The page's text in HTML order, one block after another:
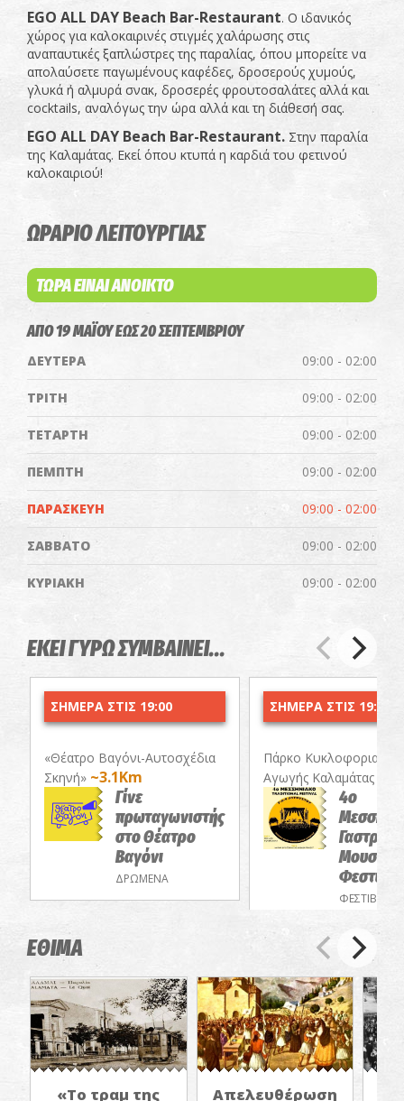
EGO ALL DAY Βeach Bar-Restaurant. Ο ιδανικός
χώρος για καλοκαιρινές στιγμές χαλάρωσης στις
αναπαυτικές ξαπλώστρες της παραλίας, όπου μπορείτε να
απολαύσετε παγωμένους καφέδες, δροσερούς χυμούς,
γλυκά ή αλμυρά σνακ, δροσερές φρουτοσαλάτες αλλά και
cocktails, αναλόγως την ώρα αλλά και τη διάθεσή σας.
EGO ALL DAY Βeach Bar-Restaurant. Στην παραλία
της Καλαμάτας. Εκεί όπου κτυπά η καρδιά του φετινού
καλοκαιριού!
ΩΡΑΡΙΟ ΛΕΙΤΟΥΡΓΙΑΣ
ΤΩΡΑ ΕΙΝΑΙ ΑΝΟΙΚΤΟ
ΑΠΟ 19 ΜΑΪΟΥ ΕΩΣ 20 ΣΕΠΤΕΜΒΡΙΟΥ
ΔΕΥΤΕΡΑ 09:00 - 02:00
ΤΡΙΤΗ 09:00 - 02:00
ΤΕΤΑΡΤΗ 09:00 - 02:00
ΠΕΜΠΤΗ 09:00 - 02:00
ΠΑΡΑΣΚΕΥΗ 09:00 - 02:00
ΣΑΒΒΑΤΟ 09:00 - 02:00
ΚΥΡΙΑΚΗ 09:00 - 02:00
ΕΚΕΙ ΓΥΡΩ ΣΥΜΒΑΙΝΕΙ...
ΣΗΜΕΡΑ ΣΤΙΣ 19:00
«Θέατρο Βαγόνι-Αυτοσχέδια
Σκηνή» ~3.1Km
Γίνε
πρωταγωνιστής
στο Θέατρο
Βαγόνι
ΔΡΩΜΕΝΑ
ΣΗΜΕΡΑ ΣΤΙΣ 19:30
Πάρκο Κυκλοφοριακής
Αγωγής Καλαμάτας
4ο
Μουσικό
ΦΕΣΤΙΒΑΛ
ΕΘΙΜΑ
«Το τραμ της Απελευθέρωση